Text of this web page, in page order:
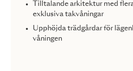
Tilltalande arkitektur med
exklusiva takvåningar
Upphöjda trädgårdar för
våningen